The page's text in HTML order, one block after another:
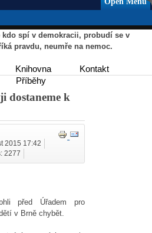
spí v demokracii, probudí se v
neumře na nemoc.
Knihovna
Kontakt
Příběhy
dostaneme k
2015 17:42
2277
před Úřadem pro
v Brně chybět.